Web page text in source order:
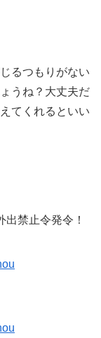
るつもりがない
うね？大丈夫だ
てくれるといい
禁止令発令！